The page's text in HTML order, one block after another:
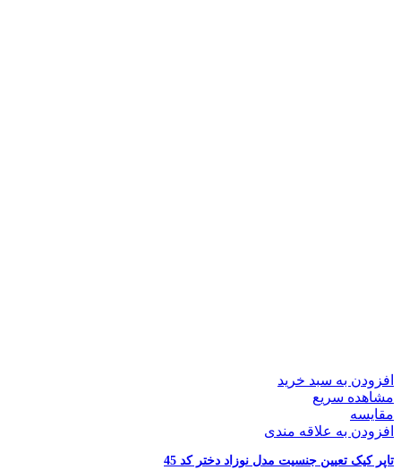
افزودن به سبد خرید
مشاهده سریع
مقایسه
افزودن به علاقه مندی
تاپر کیک تعیین جنسیت مدل نوزاد دختر کد 45